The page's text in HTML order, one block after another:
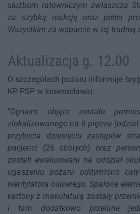
służbom ratowniczym zwłaszcza
za szybką reakcję oraz pełen
Wszystkim za wsparcie w tej trudnej
Aktualizacja g. 12.00
O szczegółach pożaru informuje
KP PSP w Inowrocławiu:
"Ogniem objęte zostało
zlokalizowanego na 6 piętrze
przybycia dziesięciu zastępów
pacjenci (26 chorych) oraz
zostali ewakuowani na oddział
ugaszeniu pożaru oddymiono
wentylatora osiowego. Spalone
kartony z makulaturą zostały
i tam dodatkowo przelane